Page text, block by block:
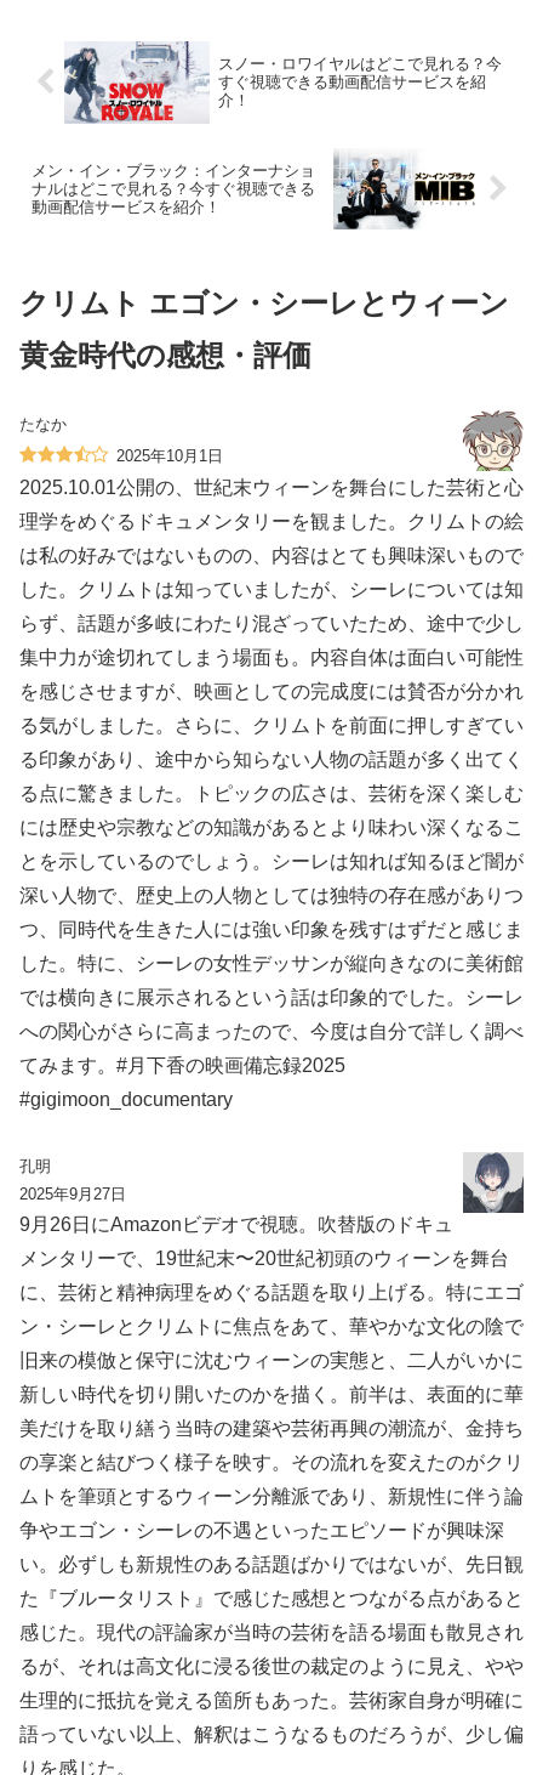
スノー・ロワイヤルはどこで見れる？今
すぐ視聴できる動画配信サービスを紹
介！
メン・イン・ブラック：インターナショ
ナルはどこで見れる？今すぐ視聴できる
動画配信サービスを紹介！
クリムト エゴン・シーレとウィーン
黄金時代の感想・評価
たなか
2025年10月1日
2025.10.01公開の、世紀末ウィーンを舞台にした芸術と心
理学をめぐるドキュメンタリーを観ました。クリムトの絵
は私の好みではないものの、内容はとても興味深いもので
した。クリムトは知っていましたが、シーレについては知
らず、話題が多岐にわたり混ざっていたため、途中で少し
集中力が途切れてしまう場面も。内容自体は面白い可能性
を感じさせますが、映画としての完成度には賛否が分かれ
る気がしました。さらに、クリムトを前面に押しすぎてい
る印象があり、途中から知らない人物の話題が多く出てく
る点に驚きました。トピックの広さは、芸術を深く楽しむ
には歴史や宗教などの知識があるとより味わい深くなるこ
とを示しているのでしょう。シーレは知れば知るほど闇が
深い人物で、歴史上の人物としては独特の存在感がありつ
つ、同時代を生きた人には強い印象を残すはずだと感じま
した。特に、シーレの女性デッサンが縦向きなのに美術館
では横向きに展示されるという話は印象的でした。シーレ
への関心がさらに高まったので、今度は自分で詳しく調べ
てみます。#月下香の映画備忘録2025
#gigimoon_documentary
孔明
2025年9月27日
9月26日にAmazonビデオで視聴。吹替版のドキュ
メンタリーで、19世紀末〜20世紀初頭のウィーンを舞台
に、芸術と精神病理をめぐる話題を取り上げる。特にエゴ
ン・シーレとクリムトに焦点をあて、華やかな文化の陰で
旧来の模倣と保守に沈むウィーンの実態と、二人がいかに
新しい時代を切り開いたのかを描く。前半は、表面的に華
美だけを取り繕う当時の建築や芸術再興の潮流が、金持ち
の享楽と結びつく様子を映す。その流れを変えたのがクリ
ムトを筆頭とするウィーン分離派であり、新規性に伴う論
争やエゴン・シーレの不遇といったエピソードが興味深
い。必ずしも新規性のある話題ばかりではないが、先日観
た『ブルータリスト』で感じた感想とつながる点があると
感じた。現代の評論家が当時の芸術を語る場面も散見され
るが、それは高文化に浸る後世の裁定のように見え、やや
生理的に抵抗を覚える箇所もあった。芸術家自身が明確に
語っていない以上、解釈はこうなるものだろうが、少し偏
りを感じた。